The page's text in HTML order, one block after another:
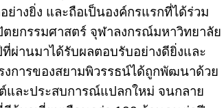
ย่างยิ่ง และถือเป็นองค์กรแรกที่ได้ร่วม
ยกรรมศาสตร์ จุฬาลงกรณ์มหาวิทยาลัย
ผ่านมาได้รับผลตอบรับอย่างดียิ่งและ
งการของสยามพิวรรธน์ได้ถูกพัฒนาด้วย
และประสบการณ์แปลกใหม่ จนกลาย